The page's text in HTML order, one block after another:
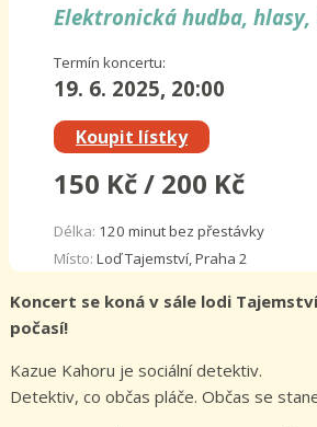
Elektronická hudba,
Termín koncertu:
19. 6. 2025, 20:00
Koupit lístky
150 Kč / 200 Kč
Délka: 120 minut bez přestávky
Místo: Loď Tajemství, Praha 2
Koncert se koná v sále lodi
počasí!
Kazue Kahoru je sociální detektiv.
Detektiv, co občas pláče. Občas se